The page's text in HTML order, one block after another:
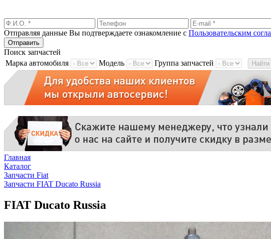
Отправляя данные Вы подтверждаете ознакомление с Пользовательским
Поиск запчастей
Марка автомобиля
Модель Группа запчастей
Главная
Каталог
Запчасти Fiat
Запчасти FIAT Ducato Russia
FIAT Ducato Russia